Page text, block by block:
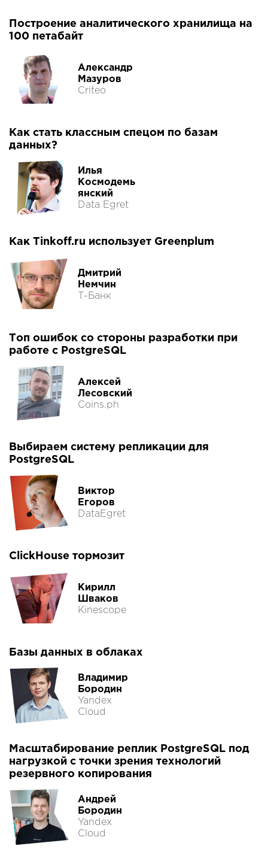
Построение аналитического хранилища на
100 петабайт
Александр
Мазуров
Criteo
Как стать классным спецом по базам
данных?
Илья
Космодемь
янский
Data Egret
Как Tinkoff.ru использует Greenplum
Дмитрий
Немчин
Т-Банк
Топ ошибок со стороны разработки при
работе с PostgreSQL
Алексей
Лесовский
Coins.ph
Выбираем систему репликации для
PostgreSQL
Виктор
Егоров
DataEgret
ClickHouse тормозит
Кирилл
Шваков
Kinescope
Базы данных в облаках
Владимир
Бородин
Yandex
Cloud
Масштабирование реплик PostgreSQL под
нагрузкой с точки зрения технологий
резервного копирования
Андрей
Бородин
Yandex
Cloud